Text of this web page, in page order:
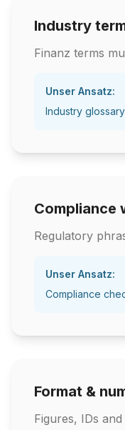
Industry
Finanz terms
Unser Ansatz:
Industry
Compliance
Regulatory
Unser Ansatz:
Compliance
Format &
Figures, IDs